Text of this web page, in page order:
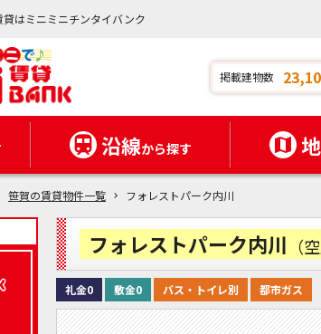
はミニミニチンタイバンク
掲載建物数
沿線から探す
笹賀の賃貸物件一覧 フォレストパーク内川
フォレストパーク内川 （
礼金0 敷金0 バス・トイレ別 都市ガス